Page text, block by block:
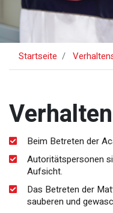
Startseite
Beim Betreten der
Autoritätspersonen
Aufsicht.
Das Betreten der
sauberen und